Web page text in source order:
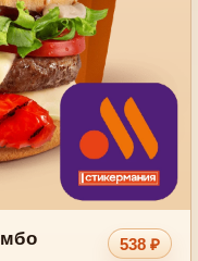
538 ₽